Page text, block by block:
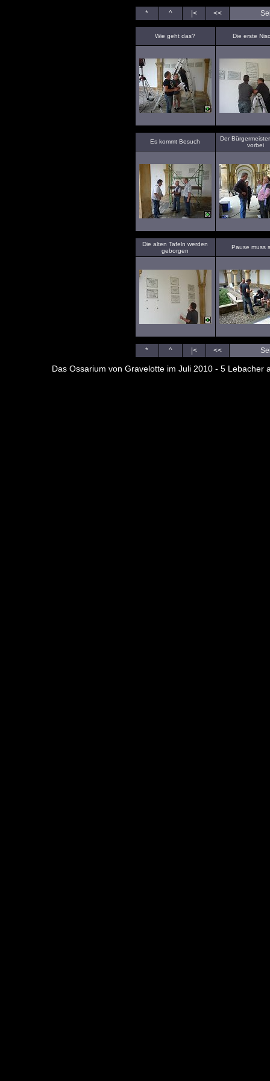
* ^ |< <<
Wie geht das? Die erste
Es kommt Besuch
Der
vorbei
Die alten Tafeln werden
geborgen
Pause muss
* ^ |< <<
Das Ossarium von Gravelotte im Juli 2010 - 5